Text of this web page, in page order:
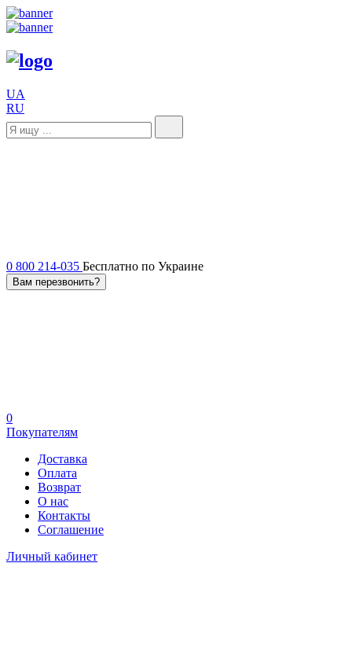
UA
RU
0 800 214-035 Бесплатно по Украине
Вам перезвонить?
0
Покупателям
Доставка
Оплата
Возврат
О нас
Контакты
Соглашение
Личный кабинет